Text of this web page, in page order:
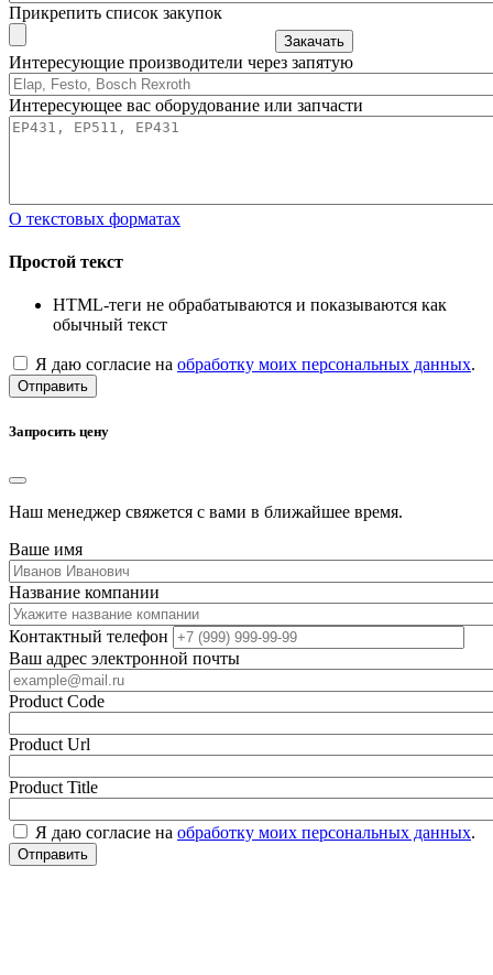
Прикрепить список закупок
Закачать
Интересующие производители через запятую
Интересующее вас оборудование или запчасти
О текстовых форматах
Простой текст
HTML-теги не обрабатываются и показываются как
обычный текст
Я даю согласие на обработку моих персональных данных.
Отправить
Запросить цену
Наш менеджер свяжется с вами в ближайшее время.
Ваше имя
Название компании
Контактный телефон
Ваш адрес электронной почты
Product Code
Product Url
Product Title
Я даю согласие на обработку моих персональных данных.
Отправить